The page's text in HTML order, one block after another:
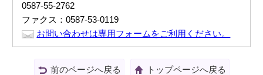
0587-55-2762
ファクス：0587-53-0119
お問い合わせは専用フォームをご利用ください。
前のページへ戻る トップページへ戻る